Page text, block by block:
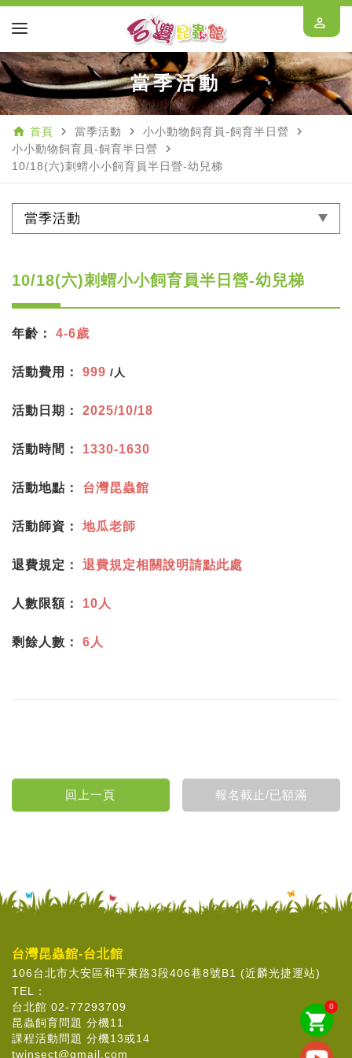
perm_identity
當季活動
home 首頁 navigate_next 當季活動 navigate_next 小小動物飼育員-飼育半日營 navigate_next
小小動物飼育員-飼育半日營 navigate_next
10/18(六)刺蝟小小飼育員半日營-幼兒梯
當季活動
10/18(六)刺蝟小小飼育員半日營-幼兒梯
年齡： 4-6歲
活動費用： 999 /人
活動日期： 2025/10/18
活動時間： 1330-1630
活動地點： 台灣昆蟲館
活動師資： 地瓜老師
退費規定： 退費規定相關說明請點此處
人數限額： 10人
剩餘人數： 6人
shopping_cart
0
台灣昆蟲館-台北館
106台北市大安區和平東路3段406巷8號B1 (近麟光捷運站)
TEL：
台北館 02-77293709
昆蟲飼育問題 分機11
課程活動問題 分機13或14
twinsect@gmail.com